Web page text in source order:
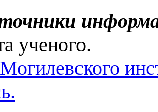
ученого.